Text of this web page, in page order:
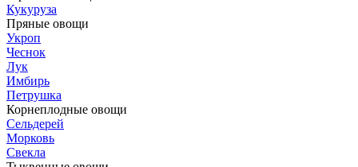
Кукуруза
Пряные овощи
Укроп
Чеснок
Лук
Имбирь
Петрушка
Корнеплодные овощи
Сельдерей
Морковь
Свекла